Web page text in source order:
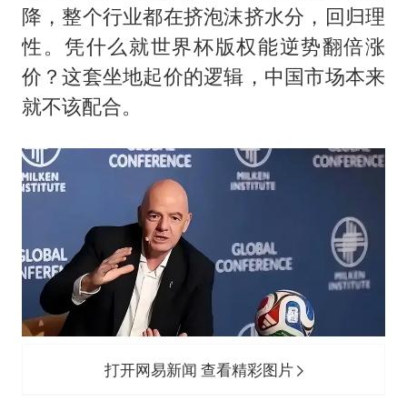
降，整个行业都在挤泡沫挤水分，回归理
性。凭什么就世界杯版权能逆势翻倍涨
价？这套坐地起价的逻辑，中国市场本来
就不该配合。
打开网易新闻 查看精彩图片